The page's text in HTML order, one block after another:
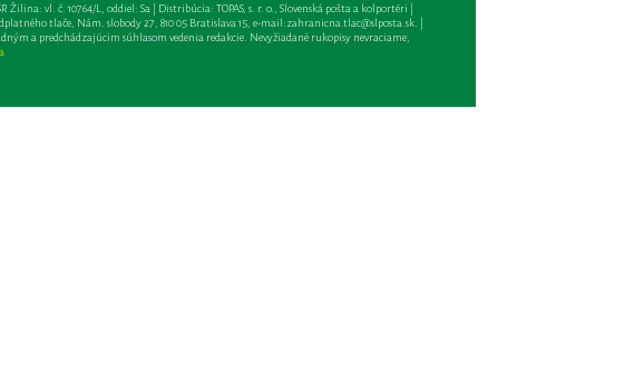
Žilina: vl. č. 10764/L, oddiel: Sa | Distribúcia: TOPAS, s. r. o., Slovenská pošta a kolportéri |
tlače, Nám. slobody 27, 810 05 Bratislava 15, e-mail:zahranicna.tlac@slposta.sk. |
a predchádzajúcim súhlasom vedenia redakcie. Nevyžiadané rukopisy nevraciame,